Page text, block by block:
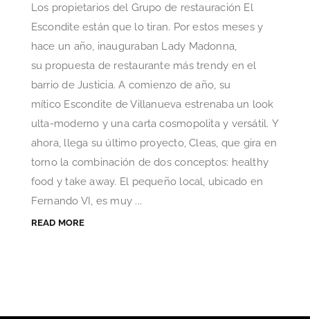
Los propietarios del Grupo de restauración El
Escondite están que lo tiran. Por estos meses y
hace un año, inauguraban Lady Madonna,
su propuesta de restaurante más trendy en el
barrio de Justicia. A comienzo de año, su
mítico Escondite de Villanueva estrenaba un look
ulta-moderno y una carta cosmopolita y versátil. Y
ahora, llega su último proyecto, Cleas, que gira en
torno la combinación de dos conceptos: healthy
food y take away. El pequeño local, ubicado en
Fernando VI, es muy ...
READ MORE